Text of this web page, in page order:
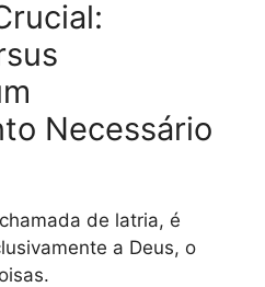
Necessário
de latria, é
a Deus, o